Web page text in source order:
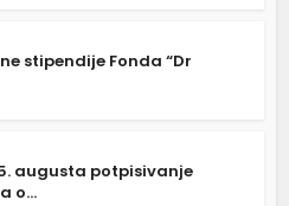
stipendije Fonda “Dr
augusta potpisivanje
o...